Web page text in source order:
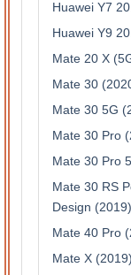
Huawei Y7
Huawei Y9
Mate 20 X
Mate 30
Mate 30 5G
Mate 30 Pro
Mate 30 Pro
Mate 30 RS
Design (2019)
Mate 40 Pro
Mate X (2019)